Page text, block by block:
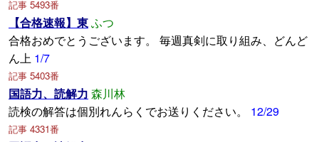
記事 5493番
【合格速報】東ふつ
合格おめでとうございます。 毎週真剣に取り組み、どんど
ん上 1/7
記事 5403番
国語力、読解力 森川林
読検の解答は個別れんらくでお送りください。
12/29
記事 4331番